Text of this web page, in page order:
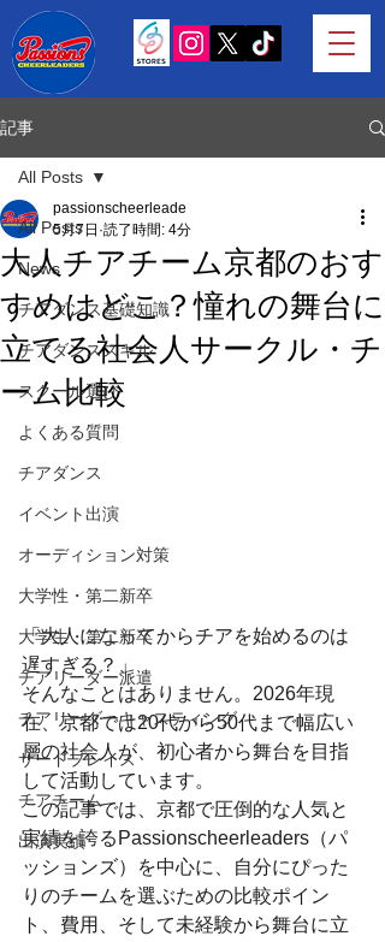
記事
All Posts
News
チアダンス基礎知識
チアダンススキル
スクール選び
よくある質問
チアダンス
イベント出演
オーディション対策
大学性・第二新卒
大学生・第二新卒
チアリーダー派遣
チアリーダーキャスティング
サードプレイス
チアチーム
出演実績
All Posts
大人チアチーム京都のおす
すめはどこ？憧れの舞台に
立てる社会人サークル・チ
ーム比較
passionscheerleade
5月7日 読了時間: 4分
「大人になってからチアを始めるのは
遅すぎる？」
そんなことはありません。2026年現
在、京都では20代から50代まで幅広い
層の社会人が、初心者から舞台を目指
して活動しています。
この記事では、京都で圧倒的な人気と
実績を誇るPassionscheerleaders（パ
ッションズ）を中心に、自分にぴった
りのチームを選ぶための比較ポイン
ト、費用、そして未経験から舞台に立